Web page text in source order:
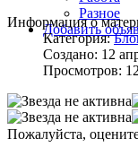
Разное
Добавить
Информация о
Категория:
Создано: 12
Просмотров:
Пожалуйста,